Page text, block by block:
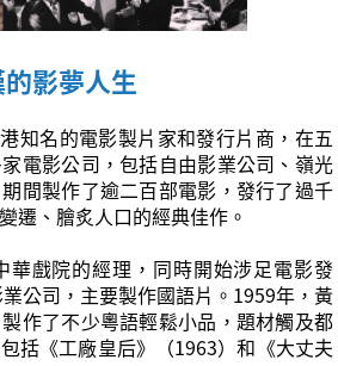
影夢人生
知名的電影製片家和發行片商，在五
電影公司，包括自由影業公司、嶺光
間製作了逾二百部電影，發行了過千
遷、膾炙人口的經典佳作。
華戲院的經理，同時開始涉足電影發
公司，主要製作國語片。1959年，黃
作了不少粵語輕鬆小品，題材觸及都
括《工廠皇后》（1963）和《大丈夫